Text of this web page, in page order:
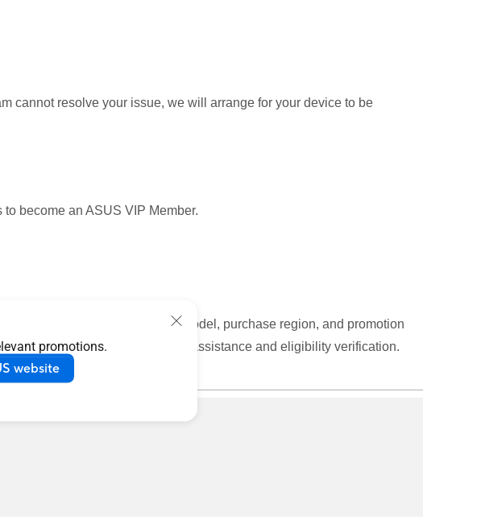
promotions.
website
cannot resolve your issue, we will arrange for your device to be
become an ASUS VIP Member.
and verify that your product model, purchase region, and promotion
Customer Support for further assistance and eligibility verification.